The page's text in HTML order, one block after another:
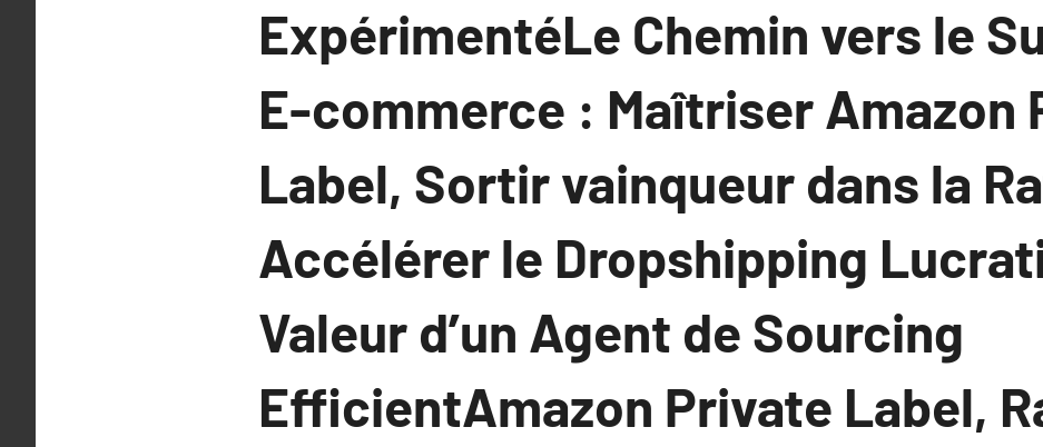
ExpérimentéLe Chemin vers le
E-commerce : Maîtriser Amazon
Label, Sortir vainqueur dans la
Accélérer le Dropshipping
Valeur d’un Agent de Sourcing
EfficientAmazon Private Label,